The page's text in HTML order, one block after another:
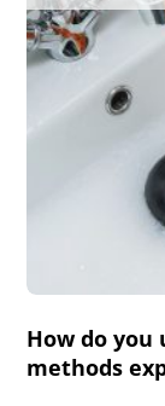
How do you
methods